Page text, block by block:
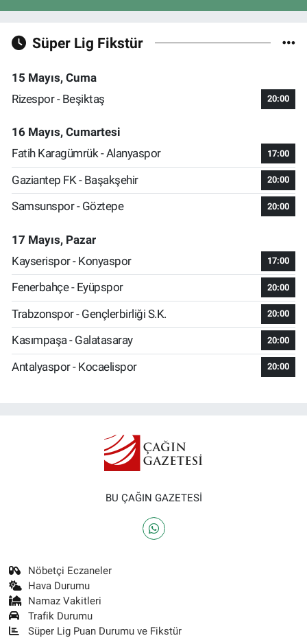
Süper Lig Fikstür
15 Mayıs, Cuma
Rizespor - Beşiktaş
20:00
16 Mayıs, Cumartesi
Fatih Karagümrük - Alanyaspor
17:00
Gaziantep FK - Başakşehir 20:00
Samsunspor - Göztepe 20:00
17 Mayıs, Pazar
Kayserispor - Konyaspor
17:00
Fenerbahçe - Eyüpspor 20:00
Trabzonspor - Gençlerbirliği S.K. 20:00
Kasımpaşa - Galatasaray 20:00
Antalyaspor - Kocaelispor 20:00
BU ÇAĞIN GAZETESİ
Nöbetçi Eczaneler
Hava Durumu
Namaz Vakitleri
Trafik Durumu
Süper Lig Puan Durumu ve Fikstür